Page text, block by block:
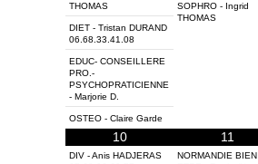
THOMAS
DIET - Tristan DURAND
06.68.33.41.08
EDUC- CONSEILLERE
PRO.-
PSYCHOPRATICIENNE
- Marjorie D.
OSTEO - Claire Garde
SOPHRO - Ingrid
THOMAS
10
DIV - Anis HADJERAS
11
NORMANDIE BIEN